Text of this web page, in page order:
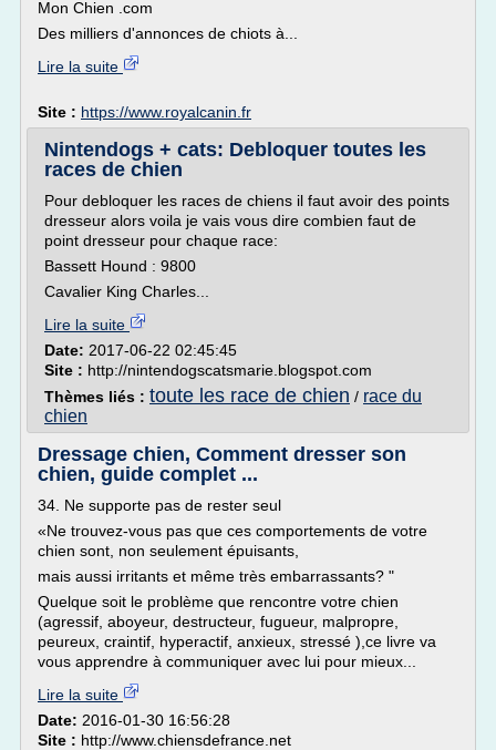
Mon Chien .com
Des milliers d'annonces de chiots à...
Lire la suite
Site : https://www.royalcanin.fr
Nintendogs + cats: Debloquer toutes les
races de chien
Pour debloquer les races de chiens il faut avoir des points
dresseur alors voila je vais vous dire combien faut de
point dresseur pour chaque race:
Bassett Hound : 9800
Cavalier King Charles...
Lire la suite
Date: 2017-06-22 02:45:45
Site : http://nintendogscatsmarie.blogspot.com
Thèmes liés : toute les race de chien / race du
chien
Dressage chien, Comment dresser son
chien, guide complet ...
34. Ne supporte pas de rester seul
«Ne trouvez-vous pas que ces comportements de votre
chien sont, non seulement épuisants,
mais aussi irritants et même très embarrassants? "
Quelque soit le problème que rencontre votre chien
(agressif, aboyeur, destructeur, fugueur, malpropre,
peureux, craintif, hyperactif, anxieux, stressé ),ce livre va
vous apprendre à communiquer avec lui pour mieux...
Lire la suite
Date: 2016-01-30 16:56:28
Site : http://www.chiensdefrance.net